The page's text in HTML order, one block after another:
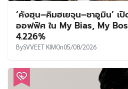
‘คังฮุน–คิมฮเยจุน–ชาอูมิน’ เ
ออฟฟิศ ใน My Bias, My
4.226%
BySVVEET KIMOn05/08/2026